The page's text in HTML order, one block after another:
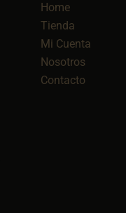
Home
Tienda
Mi Cuenta
Nosotros
Contacto